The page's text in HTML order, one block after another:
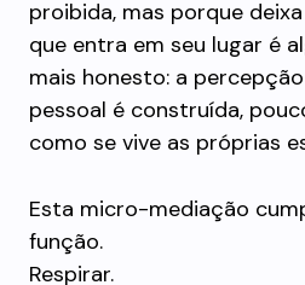
proibida, mas porque
que entra em seu lugar é
mais honesto: a
pessoal é construída,
como se vive as próprias
Esta micro-mediação
função.
Respirar.